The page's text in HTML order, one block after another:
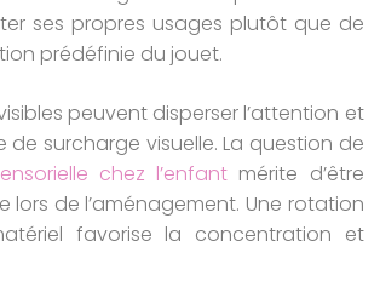
ses propres usages plutôt que de
prédéfinie du jouet.
peuvent disperser l’attention et
de surcharge visuelle. La question de
chez l’enfant mérite d’être
lors de l’aménagement. Une rotation
favorise la concentration et